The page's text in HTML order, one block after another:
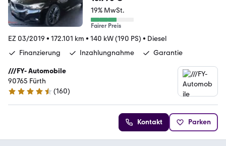
19% MwSt.
Fairer Preis
EZ 03/2019 • 172.101 km • 140 kW (190 PS) • Diesel
Finanzierung
Inzahlungnahme Garantie
///FY- Automobile
90765 Fürth
4.3 Sterne
(160)
Kontakt Parken